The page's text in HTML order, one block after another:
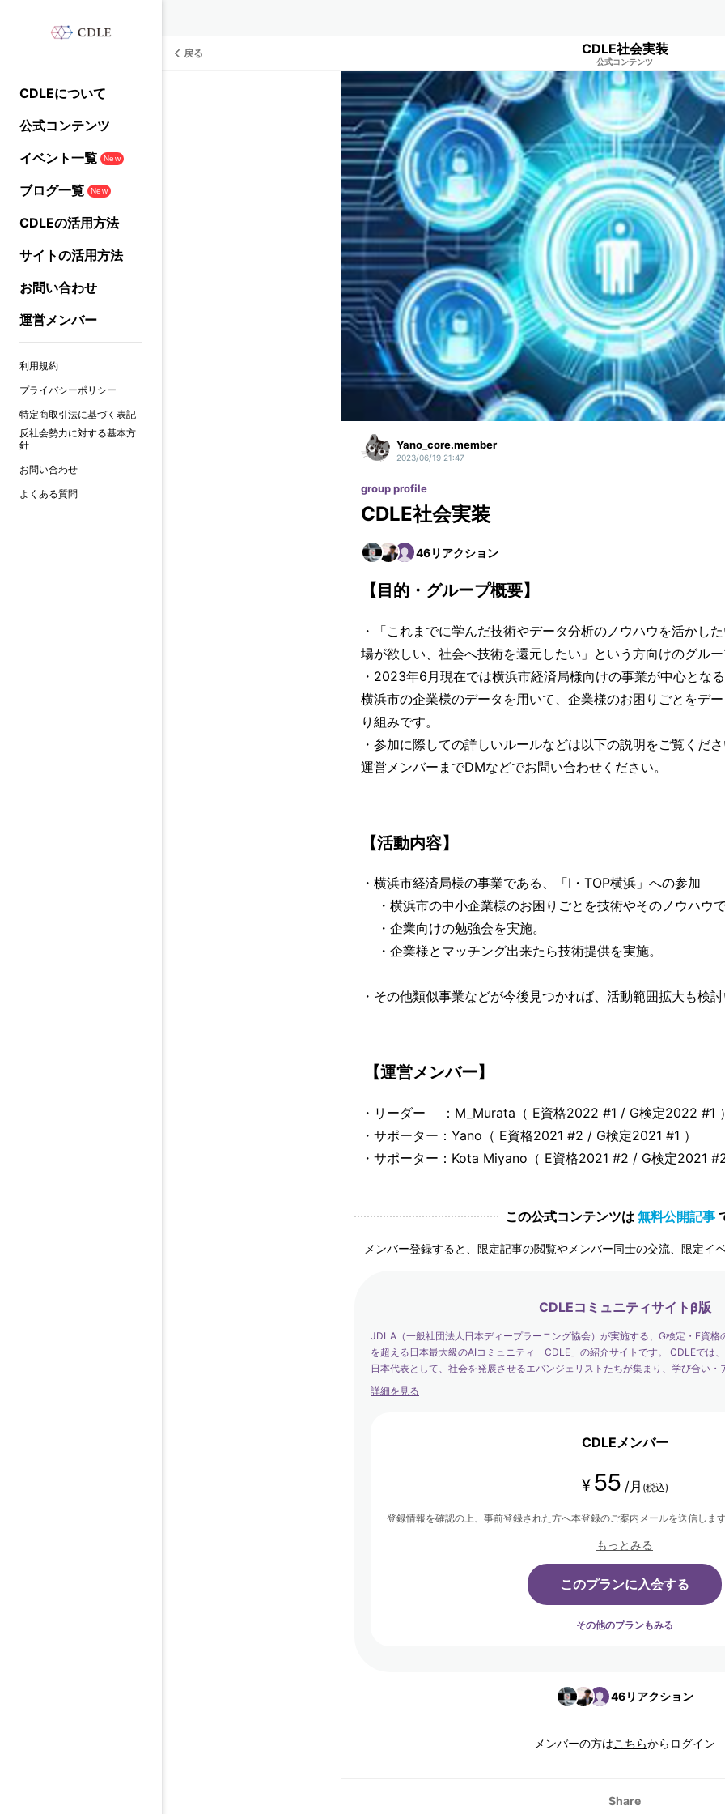
CDLEについて
公式コンテンツ
イベント一覧
New
ブログ一覧 New
CDLEの活用方法
サイトの活用方法
お問い合わせ
運営メンバー
利用規約
プライバシーポリシー
特定商取引法に基づく表記
反社会勢力に対する基本方
針
お問い合わせ
よくある質問
戻る CDLE社会実装
公式コンテンツ
Yano_core.member
2023/06/19 21:47
group profile
CDLE社会実装
46リアクション
【目的・グループ概要】
・「これまでに学んだ技術やデータ分析のノウハウを活かし
場が欲しい、社会へ技術を還元したい」という方向けのグル
・2023年6月現在では横浜市経済局様向けの事業が中心とな
横浜市の企業様のデータを用いて、企業様のお困りごとをデ
り組みです。
・参加に際しての詳しいルールなどは以下の説明をご覧くだ
運営メンバーまでDMなどでお問い合わせください。
【活動内容】
・横浜市経済局様の事業である、「I・TOP横浜」への参加
・横浜市の中小企業様のお困りごとを技術やそのノウハウ
・企業向けの勉強会を実施。
・企業様とマッチング出来たら技術提供を実施。
・その他類似事業などが今後見つかれば、活動範囲拡大も検
【運営メンバー】
・リーダー ：M_Murata（ E資格2022 #1 / G検定2022 #1
・サポーター：Yano（ E資格2021 #2 / G検定2021 #1 ）
・サポーター：Kota Miyano（ E資格2021 #2 / G検定2021
この公式コンテンツは 無料公開記事
メンバー登録すると、限定記事の閲覧やメンバー同士の交流、限定イ
CDLEコミュニティサイトβ版
JDLA（一般社団法人日本ディープラーニング協会）が実施する、G検定・E資
を超える日本最大級のAIコミュニティ「CDLE」の紹介サイトです。 CDLEでは
日本代表として、社会を発展させるエバンジェリストたちが集まり、学び合い
す。
詳細を見る
CDLEメンバー
¥ 55 /月 (税込)
登録情報を確認の上、事前登録された方へ本登録のご案内メールを送信しま
もっとみる
このプランに入会する
その他のプランもみる
46リアクション
メンバーの方はこちらからログイン
Share